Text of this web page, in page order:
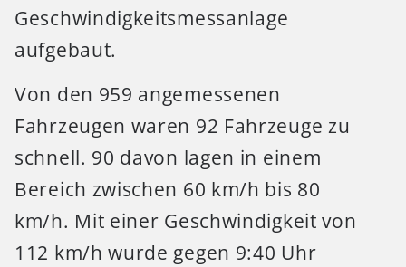
Geschwindigkeitsmessanlage
aufgebaut.
Von den 959 angemessenen
Fahrzeugen waren 92 Fahrzeuge zu
schnell. 90 davon lagen in einem
Bereich zwischen 60 km/h bis 80
km/h. Mit einer Geschwindigkeit von
112 km/h wurde gegen 9:40 Uhr